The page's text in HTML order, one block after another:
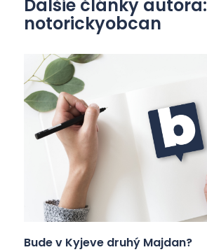
Ďalšie články autora:
notorickyobcan
Bude v Kyjeve druhý Majdan?